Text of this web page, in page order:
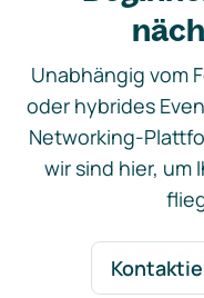
Unabhängig vom
oder hybrides
Networking-
wir sind hier, um